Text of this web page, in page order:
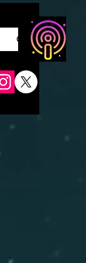
Ottaa yhteyttä